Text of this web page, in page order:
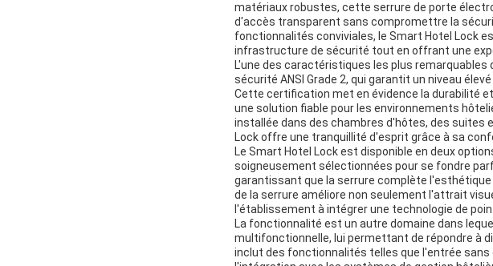
matériaux robustes, cette serrure de porte
d'accès transparent sans compromettre la
fonctionnalités conviviales, le Smart Hotel Lock
infrastructure de sécurité tout en offrant une
L'une des caractéristiques les plus
sécurité ANSI Grade 2, qui garantit un niveau
Cette certification met en évidence la durabilité
une solution fiable pour les environnements
installée dans des chambres d'hôtes, des suites
Lock offre une tranquillité d'esprit grâce à sa
Le Smart Hotel Lock est disponible en deux
soigneusement sélectionnées pour se fondre
garantissant que la serrure complète
de la serrure améliore non seulement l'attrait
l'établissement à intégrer une technologie de
La fonctionnalité est un autre domaine dans
multifonctionnelle, lui permettant de répondre à
inclut des fonctionnalités telles que l'entrée